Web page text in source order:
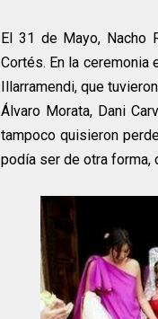
El 31 de Mayo, Nacho
Cortés. En la
Illarramendi, que
Álvaro Morata, Dani
tampoco quisieron
podía ser de otra forma,